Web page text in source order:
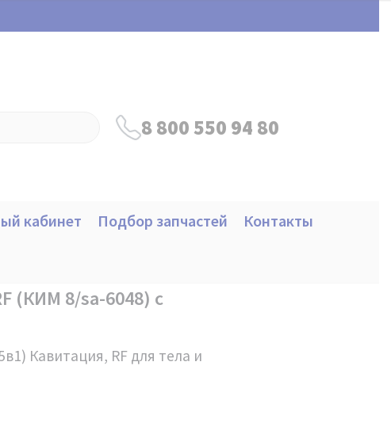
8 800 550 94 80
кабинет Подбор запчастей Контакты
(КИМ 8/sa-6048) с
Кавитация, RF для тела и